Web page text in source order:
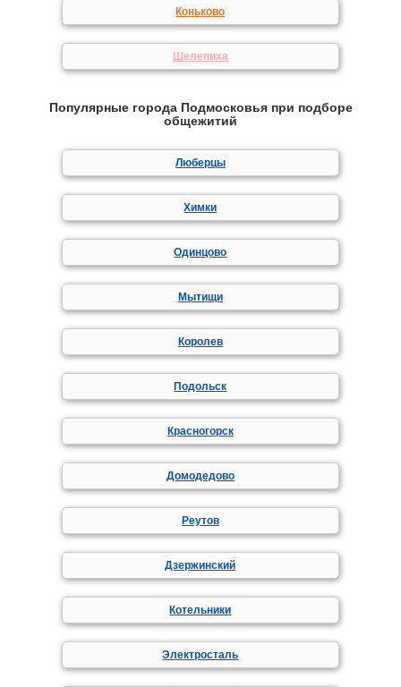
Коньково
Шелепиха
Популярные города Подмосковья при подборе
общежитий
Люберцы
Химки
Одинцово
Мытищи
Королев
Подольск
Красногорск
Домодедово
Реутов
Дзержинский
Котельники
Электросталь